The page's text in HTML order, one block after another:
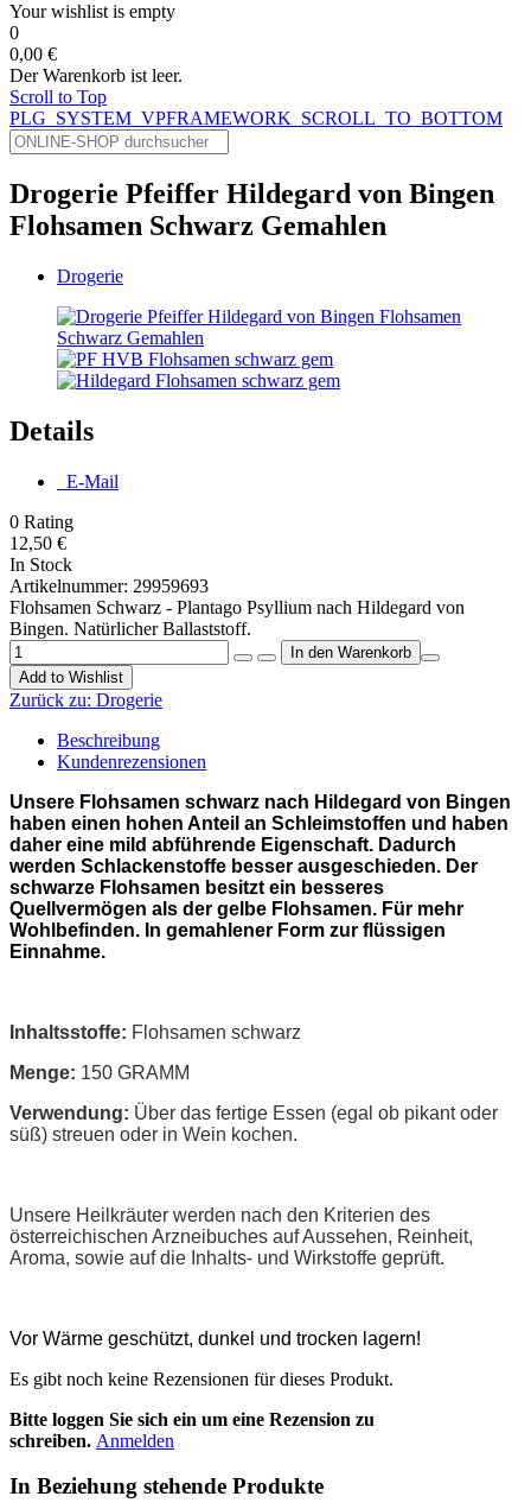
Your wishlist is empty
0
0,00 €
Der Warenkorb ist leer.
Scroll to Top
PLG_SYSTEM_VPFRAMEWORK_SCROLL_TO_BOTTOM
Drogerie Pfeiffer Hildegard von Bingen
Flohsamen Schwarz Gemahlen
Drogerie
Details
E-Mail
0 Rating
12,50 €
In Stock
Artikelnummer: 29959693
Flohsamen Schwarz - Plantago Psyllium nach Hildegard von
Bingen. Natürlicher Ballaststoff.
Add to Wishlist
Zurück zu: Drogerie
Beschreibung
Kundenrezensionen
Unsere Flohsamen schwarz nach Hildegard von Bingen
haben einen hohen Anteil an Schleimstoffen und haben
daher eine mild abführende Eigenschaft. Dadurch
werden Schlackenstoffe besser ausgeschieden. Der
schwarze Flohsamen besitzt ein besseres
Quellvermögen als der gelbe Flohsamen. Für mehr
Wohlbefinden. In gemahlener Form zur flüssigen
Einnahme.
Inhaltsstoffe: Flohsamen schwarz
Menge: 150 GRAMM
Verwendung: Über das fertige Essen (egal ob pikant oder
süß) streuen oder in Wein kochen.
Unsere Heilkräuter werden nach den Kriterien des
österreichischen Arzneibuches auf Aussehen, Reinheit,
Aroma, sowie auf die Inhalts- und Wirkstoffe geprüft.
Vor Wärme geschützt, dunkel und trocken lagern!
Es gibt noch keine Rezensionen für dieses Produkt.
Bitte loggen Sie sich ein um eine Rezension zu
schreiben. Anmelden
In Beziehung stehende Produkte